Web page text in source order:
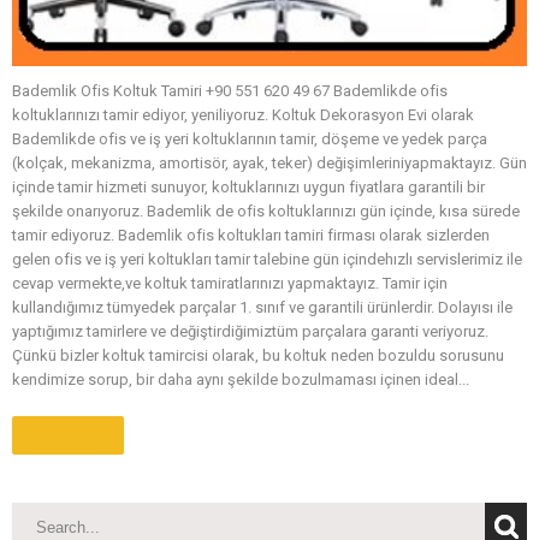
Bademlik Ofis Koltuk Tamiri +90 551 620 49 67 Bademlikde ofis
koltuklarınızı tamir ediyor, yeniliyoruz. Koltuk Dekorasyon Evi olarak
Bademlikde ofis ve iş yeri koltuklarının tamir, döşeme ve yedek parça
(kolçak, mekanizma, amortisör, ayak, teker) değişimleriniyapmaktayız. Gün
içinde tamir hizmeti sunuyor, koltuklarınızı uygun fiyatlara garantili bir
şekilde onarıyoruz. Bademlik de ofis koltuklarınızı gün içinde, kısa sürede
tamir ediyoruz. Bademlik ofis koltukları tamiri firması olarak sizlerden
gelen ofis ve iş yeri koltukları tamir talebine gün içindehızlı servislerimiz ile
cevap vermekte,ve koltuk tamiratlarınızı yapmaktayız. Tamir için
kullandığımız tümyedek parçalar 1. sınıf ve garantili ürünlerdir. Dolayısı ile
yaptığımız tamirlere ve değiştirdiğimiztüm parçalara garanti veriyoruz.
Çünkü bizler koltuk tamircisi olarak, bu koltuk neden bozuldu sorusunu
kendimize sorup, bir daha aynı şekilde bozulmaması içinen ideal...